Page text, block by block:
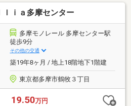
ｌｉａ多摩センター
多摩モノレール 多摩センター駅
徒歩9分
その他の交通
築19年8ヶ月 / 地上18階地下1階建
東京都多摩市鶴牧３丁目
19.50万円